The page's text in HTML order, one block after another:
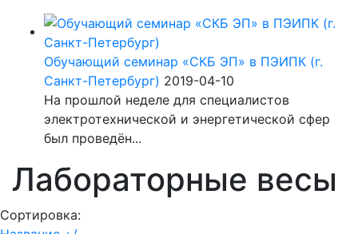
Обучающий семинар «СКБ ЭП» в ПЭИПК (г.
Санкт-Петербург) 2019-04-10
На прошлой неделе для специалистов
электротехнической и энергетической сфер
был проведён...
Лабораторные весы
Сортировка: